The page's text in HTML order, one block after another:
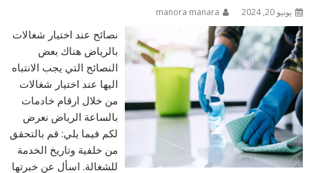
يونيو 20, 2024 manora manara
نصائح عند اختيار شغالات
بالرياض هناك بعض
النصائح التي يجب الانتباه
اليها عند اختيار شغالات
من خلال ارقام خادمات
بالساعة الرياض نعرض
لكم فيما يلي: قم بالتحقق
من خلفية وتاريخ الخدمة
للشغالة. اسأل عن خبرتها